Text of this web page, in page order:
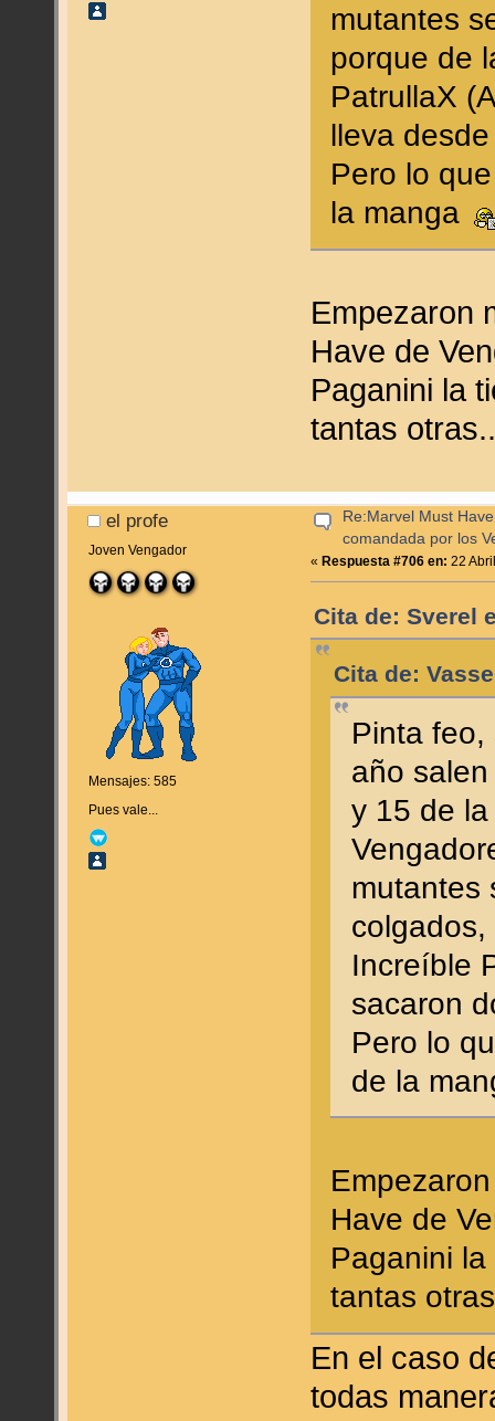
mutantes
porque de
PatrullaX
lleva
Pero lo
la manga
Empezaron
Have de
Paganini la
tantas
el profe
Joven Vengador
Mensajes: 585
Pues vale...
Re:Marvel Must
comandada por los
«Respuesta #706 en: 22
Cita de: Sverel
Cita de:
Pinta
año
y 15 de
mutantes
Increíble
sacaron
Pero lo
de la
Have de
Paganini
tantas
En el caso
todas